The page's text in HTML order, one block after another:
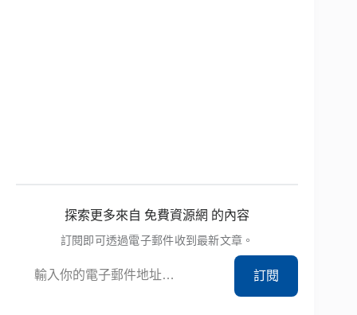
探索更多來自 免費資源網 的內容
訂閱即可透過電子郵件收到最新文章。
訂閱